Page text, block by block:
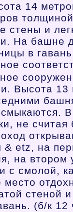
14
стены и
На башне
в
Высота
не
& etz, на
на втором
с смолой,
стеной
(б/к 12